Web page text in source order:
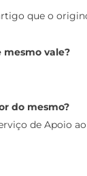
que o
mesmo vale?
do mesmo?
de Apoio